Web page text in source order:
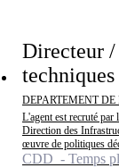
Directeur /
DEPARTEMENT
L'agent est recruté par
Direction des
œuvre de politiques
CDD - Temps